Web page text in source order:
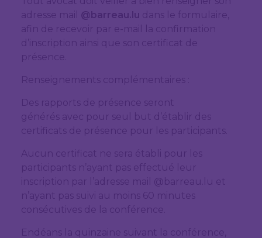
adresse mail @barreau.lu dans le formulaire,
afin de recevoir par e-mail la confirmation
d’inscription ainsi que son certificat de
présence.
Renseignements complémentaires :
Des rapports de présence seront
générés avec pour seul but d’établir des
certificats de présence pour les participants.
Aucun certificat ne sera établi pour les
participants n’ayant pas effectué leur
inscription par l’adresse mail @barreau.lu et
n’ayant pas suivi au moins 60 minutes
consécutives de la conférence.
Endéans la quinzaine suivant la conférence,